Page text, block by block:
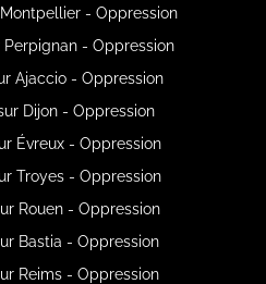
- Oppression
Perpignan - Oppression
Ajaccio - Oppression
Dijon - Oppression
Évreux - Oppression
Troyes - Oppression
Rouen - Oppression
Bastia - Oppression
Reims - Oppression